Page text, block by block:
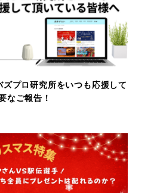
プロ研究所をいつも応援して
なご報告！